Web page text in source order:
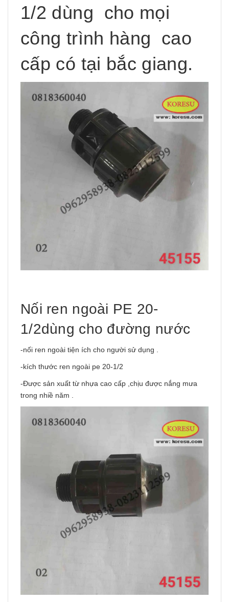
1/2 dùng cho mọi
công trình hàng cao
cấp có tại bắc giang.
Nối ren ngoài PE 20-
1/2dùng cho đường nước
-nối ren ngoài tiện ích cho người sử dụng .
-kích thước ren ngoài pe 20-1/2
-Được sản xuất từ nhựa cao cấp ,chịu được nắng mưa
trong nhiề năm .